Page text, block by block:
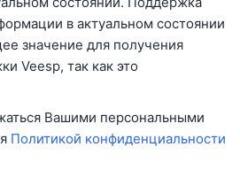
в актуальном состоянии
значение для получения
Veesp, так как это
Вашими персональными
Политикой конфиденциальности